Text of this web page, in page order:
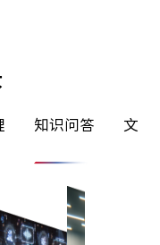
答 文案写作